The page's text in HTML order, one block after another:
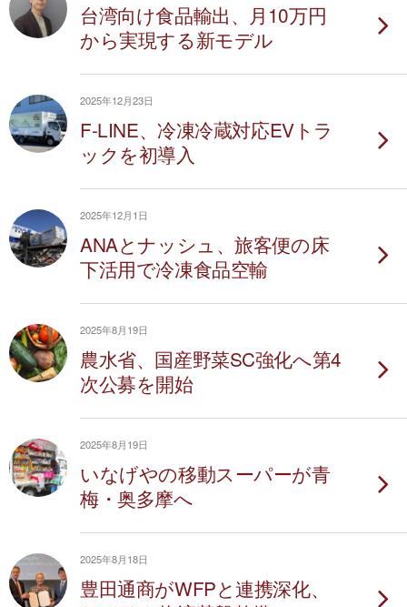
台湾向け食品輸出、月10万円
から実現する新モデル
2025年12月23日
F-LINE、冷凍冷蔵対応EVトラ
ックを初導入
2025年12月1日
ANAとナッシュ、旅客便の床
下活用で冷凍食品空輸
2025年8月19日
農水省、国産野菜SC強化へ第4
次公募を開始
2025年8月19日
いなげやの移動スーパーが青
梅・奥多摩へ
2025年8月18日
豊田通商がWFPと連携深化、